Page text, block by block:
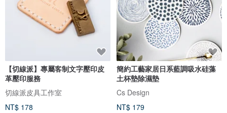
【切線派】專屬客制文字壓印皮
革壓印服務
切線派皮具工作室
NT$ 178
簡約工藝家居日系藍調吸水硅藻
土杯墊除濕墊
Cs Design
NT$ 179